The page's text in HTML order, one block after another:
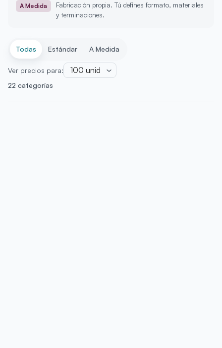
A Medida
Fabricación propia. Tú defines formato, materiales
y terminaciones.
Todas Estándar A Medida
Ver precios para: 100 unid
22 categorías